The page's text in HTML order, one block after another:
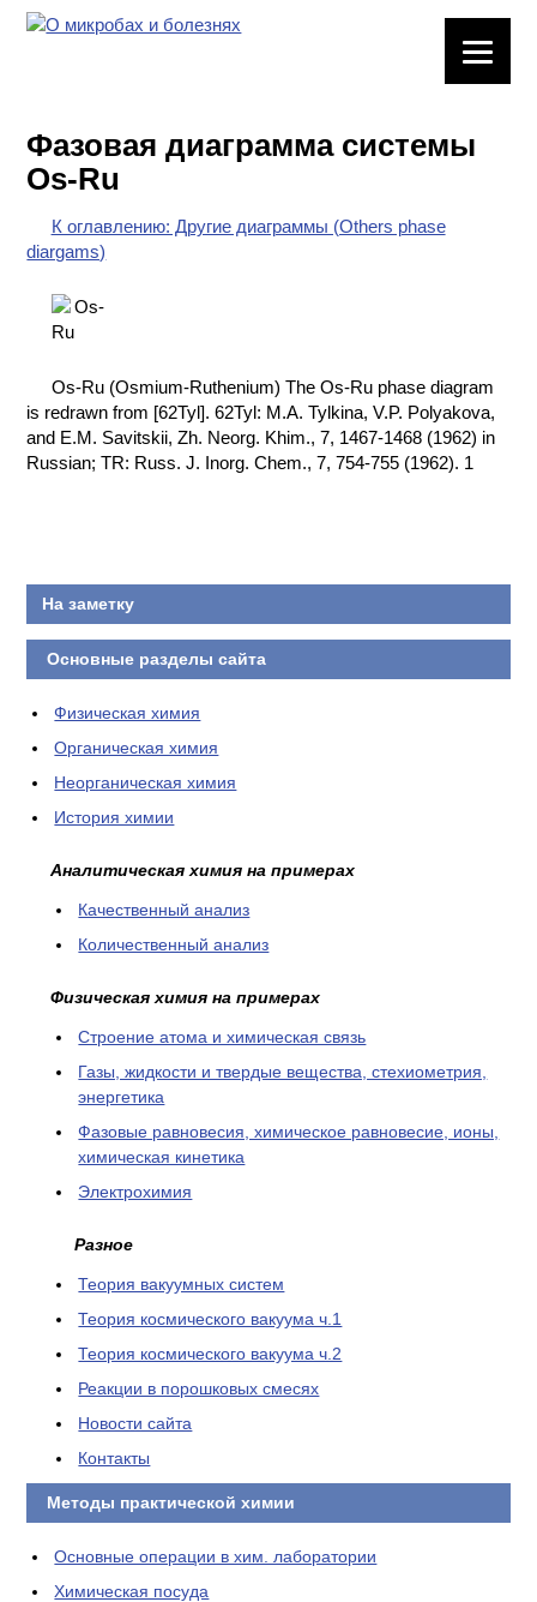
ХИМИЧЕСКАЯ
ПОСУДА
ВРЕДНЫЕ
ФАКТОРЫ
ХИМИЯ НА
ПРОИЗВОДСТВЕ
Фазовая диаграмма системы
Os-Ru
К оглавлению: Другие диаграммы (Others phase
diargams)
Os-Ru (Osmium-Ruthenium) The Os-Ru phase diagram
is redrawn from [62Tyl]. 62Tyl: M.A. Tylkina, V.P. Polyakova,
and E.M. Savitskii, Zh. Neorg. Khim., 7, 1467-1468 (1962) in
Russian; TR: Russ. J. Inorg. Chem., 7, 754-755 (1962). 1
На заметку
Основные разделы сайта
Физическая химия
Органическая химия
Неорганическая химия
История химии
Аналитическая химия на примерах
Качественный анализ
Количественный анализ
Физическая химия на примерах
Cтроение атома и химическая связь
Газы, жидкости и твердые вещества, стехиометрия,
энергетика
Фазовые равновесия, химическое равновесие, ионы,
химическая кинетика
Электрохимия
Разное
Теория вакуумных систем
Теория космического вакуума ч.1
Теория космического вакуума ч.2
Реакции в порошковых смесях
Новости сайта
Контакты
Методы практической химии
Основные операции в хим. лаборатории
Химическая посуда